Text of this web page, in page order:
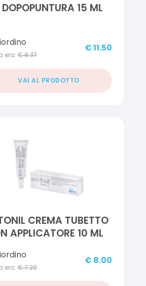
DOPOPUNTURA 15 ML
era: €8.37
€11.50
VAI AL PRODOTTO
CREMA TUBETTO
APPLICATORE 10 ML
era: €7.20
€ 8.00